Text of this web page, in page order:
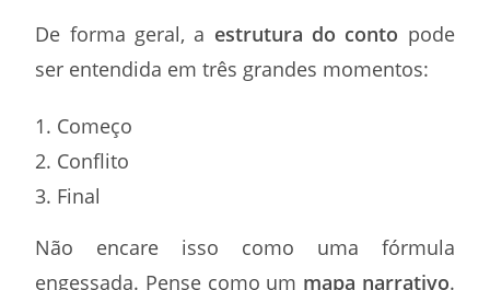
De forma geral, a estrutura do conto pode
ser entendida em três grandes momentos:
Começo
Conflito
Final
Não encare isso como uma fórmula
engessada. Pense como um mapa narrativo.